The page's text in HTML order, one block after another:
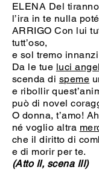
ELENA Del
l’ira in te nulla
ARRIGO Con lui
tutt’oso,
e sol tremo
Da le tue luci
scenda di speme
e ribollir
può di novel
O donna, t’amo!
né voglio altra
che il diritto di
e di morir per te.
(Atto II, scena III)